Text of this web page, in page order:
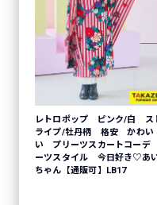
レトロポップ ピンク/白 ス
ライプ/牡丹柄 格安 かわい
い プリーツスカートコー
ーツスタイル 今日好き♡あ
ちゃん【通販可】LB17